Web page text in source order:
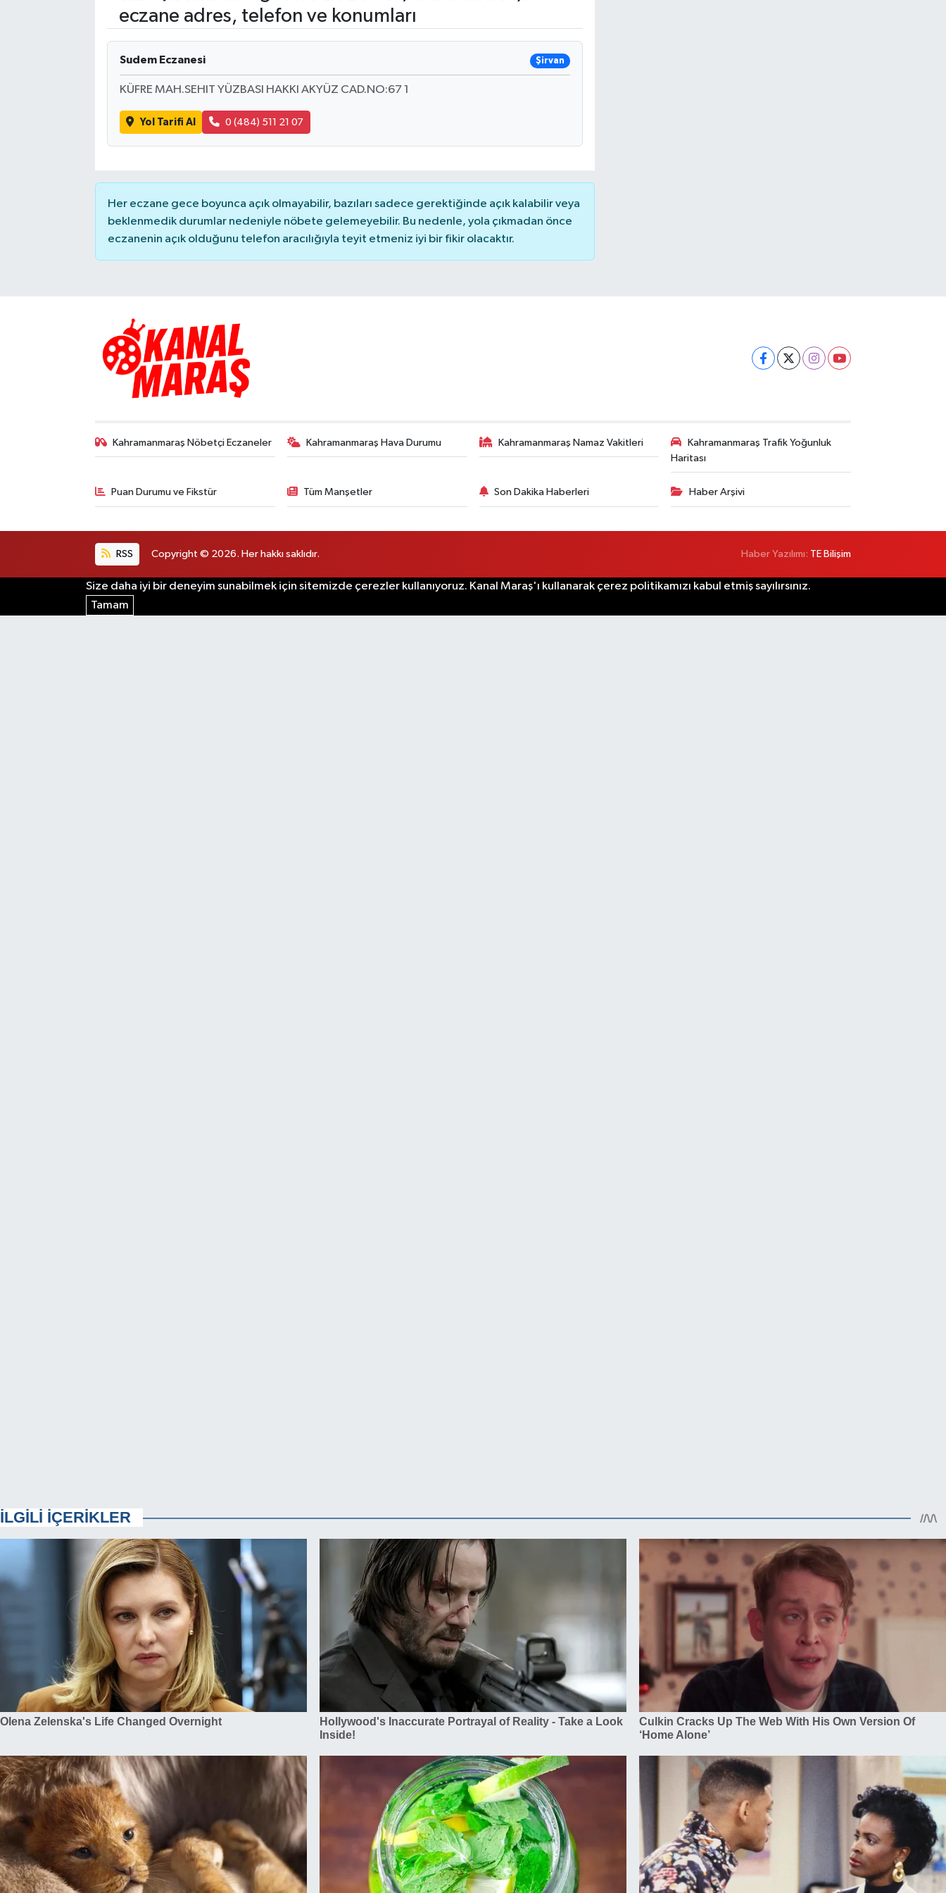
eczane adres, telefon ve konumları
Sudem Eczanesi Şirvan
KÜFRE MAH.SEHIT YÜZBASI HAKKI AKYÜZ CAD.NO:67 1
Yol Tarifi Al 0 (484) 511 21 07
Her eczane gece boyunca açık olmayabilir, bazıları sadece gerektiğinde açık kalabilir veya
beklenmedik durumlar nedeniyle nöbete gelemeyebilir. Bu nedenle, yola çıkmadan önce
eczanenin açık olduğunu telefon aracılığıyla teyit etmeniz iyi bir fikir olacaktır.
Kahramanmaraş Nöbetçi Eczaneler Kahramanmaraş Hava Durumu Kahramanmaraş Namaz Vakitleri
Kahramanmaraş Trafik Yoğunluk
Haritası
Puan Durumu ve Fikstür Tüm Manşetler Son Dakika Haberleri Haber Arşivi
RSS Copyright © 2026. Her hakkı saklıdır. Haber Yazılımı: TE Bilişim
Size daha iyi bir deneyim sunabilmek için sitemizde çerezler kullanıyoruz. Kanal Maraş'ı kullanarak çerez politikamızı kabul etmiş sayılırsınız.
Tamam
TEKNOLOJİ